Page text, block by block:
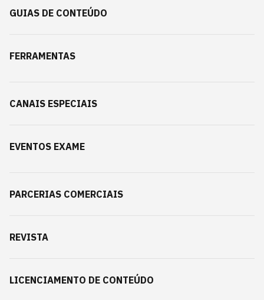
GUIAS DE CONTEÚDO
FERRAMENTAS
CANAIS ESPECIAIS
EVENTOS EXAME
PARCERIAS COMERCIAIS
REVISTA
LICENCIAMENTO DE CONTEÚDO